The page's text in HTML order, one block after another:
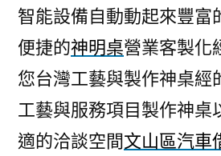
智能設備自動動起來豐富
便捷的神明桌營業客製化
您台灣工藝與製作神桌經
工藝與服務項目製作神桌
適的洽談空間文山區汽車